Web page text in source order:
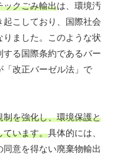
ックごみ輸出は、環境汚
こしており、国際社会
ました。このような状
る国際条約であるバー
「改正バーゼル法」で
を強化し、環境保護と
ています。具体的には、
意を得ない廃棄物輸出